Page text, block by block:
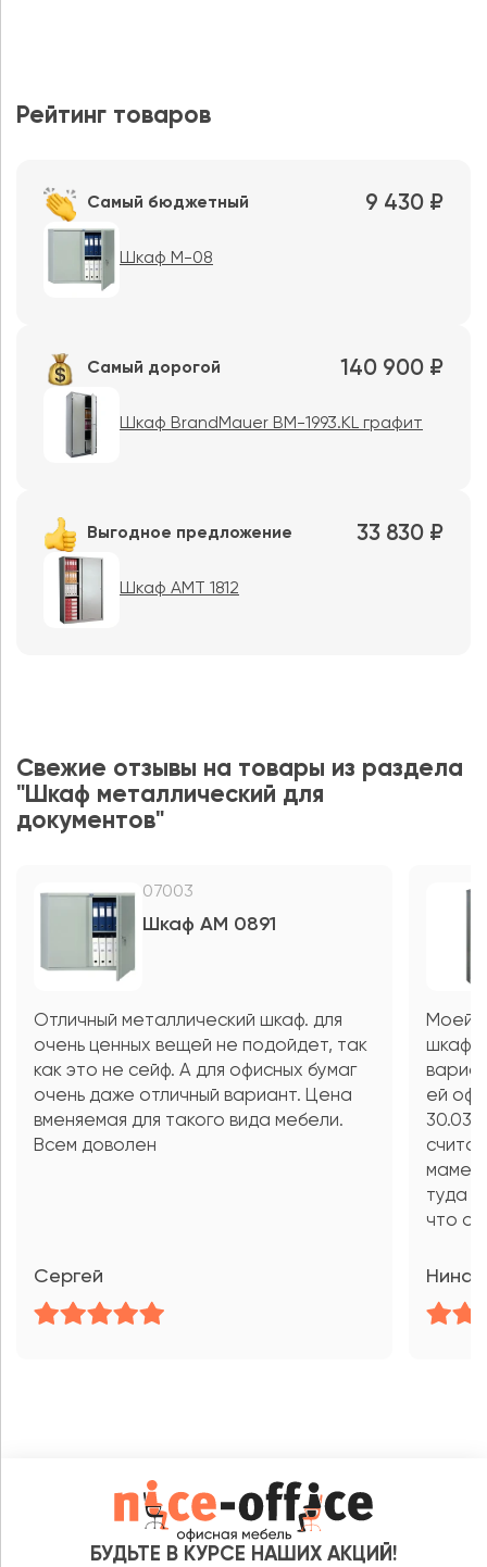
Рейтинг товаров
Самый бюджетный 9 430 ₽
Шкаф M-08
Самый дорогой 140 900 ₽
Шкаф BrandMauer BM-1993.KL графит
Выгодное предложение 33 830 ₽
Шкаф AMT 1812
Свежие отзывы на товары из раздела
"Шкаф металлический для
документов"
07003
Шкаф AM 0891
Отличный металлический шкаф. для
очень ценных вещей не подойдет, так
как это не сейф. А для офисных бумаг
очень даже отличный вариант. Цена
вменяемая для такого вида мебели.
Всем доволен
Сергей
Моей
шкаф
ей
30.03,
маме
туда
что
Нина
БУДЬТЕ В КУРСЕ НАШИХ АКЦИЙ!